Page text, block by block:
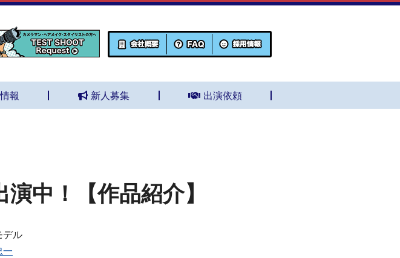
報 新人募集 出演依頼
中！【作品紹介】
デル
一